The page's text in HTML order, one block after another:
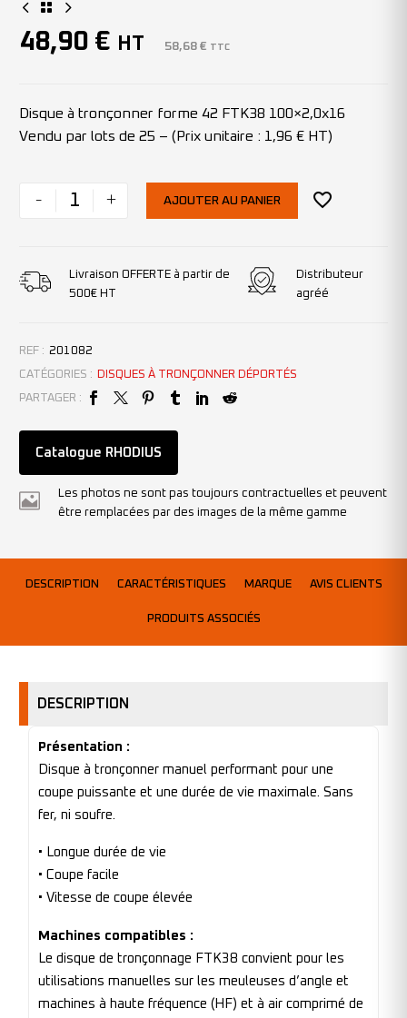
48,90 € HT 58,68 € TTC
Disque à tronçonner forme 42 FTK38 100×2,0x16
Vendu par lots de 25 – (Prix unitaire : 1,96 € HT)
- + AJOUTER AU PANIER
Livraison OFFERTE à partir de
500€ HT
Distributeur
agréé
REF : 201082
CATÉGORIES :
DISQUES À TRONÇONNER DÉPORTÉS
PARTAGER :
Catalogue RHODIUS
Les photos ne sont pas toujours contractuelles et peuvent
être remplacées par des images de la même gamme
DESCRIPTION CARACTÉRISTIQUES MARQUE AVIS CLIENTS
PRODUITS ASSOCIÉS
DESCRIPTION
Présentation :
Disque à tronçonner manuel performant pour une
coupe puissante et une durée de vie maximale. Sans
fer, ni soufre.
• Longue durée de vie
• Coupe facile
• Vitesse de coupe élevée
Machines compatibles :
Le disque de tronçonnage FTK38 convient pour les
utilisations manuelles sur les meuleuses d’angle et
machines à haute fréquence (HF) et à air comprimé de